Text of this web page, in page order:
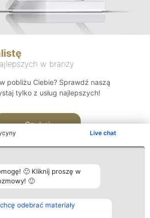
Live chat
🙂 Kliknij proszę w
🙂
odebrać materiały
w branży
pobliżu Ciebie? Sprawdź naszą
tylko z usług najlepszych!
Szukaj
Plebiscyt
Laureaci
Kontakt
Kontakt